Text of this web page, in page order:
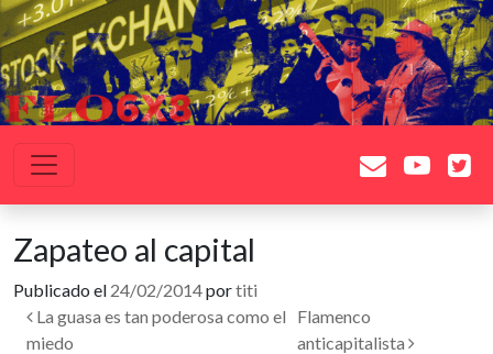
Navegación principal
Zapateo al capital
Publicado el 24/02/2014portiti
Navegación de entradas
La guasa es tan poderosa como el
miedo
Flamenco
anticapitalista